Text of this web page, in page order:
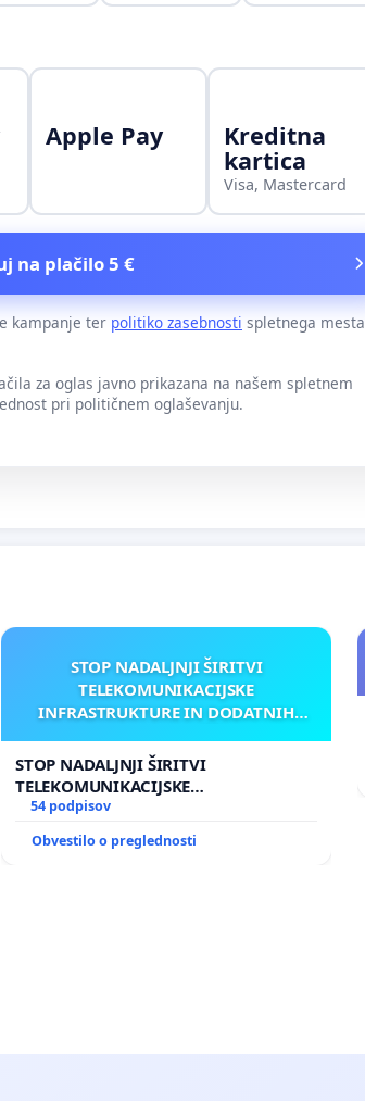
Apple Pay Kreditna
kartica
Visa, Mastercard
na plačilo 5 €
kampanje ter politiko zasebnosti spletnega mesta
za oglas javno prikazana na našem spletnem
pri političnem oglaševanju.
STOP NADALJNJI ŠIRITVI
TELEKOMUNIKACIJSKE
INFRASTRUKTURE IN DODATNIH
STOP NADALJNJI ŠIRITVI
TELEKOMUNIKACIJSKE
INFRASTRUKTURE IN DODATNIH
54 podpisov
Obvestilo o preglednosti